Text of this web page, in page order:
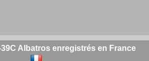
Albatros enregistrés en France